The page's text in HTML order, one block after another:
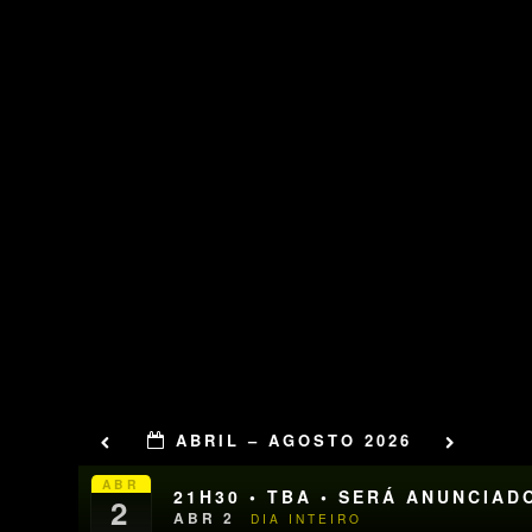
ABRIL – AGOSTO 2026
ABR
2 21H30 • TBA • SERÁ
ABR 2 DIA INTEIRO